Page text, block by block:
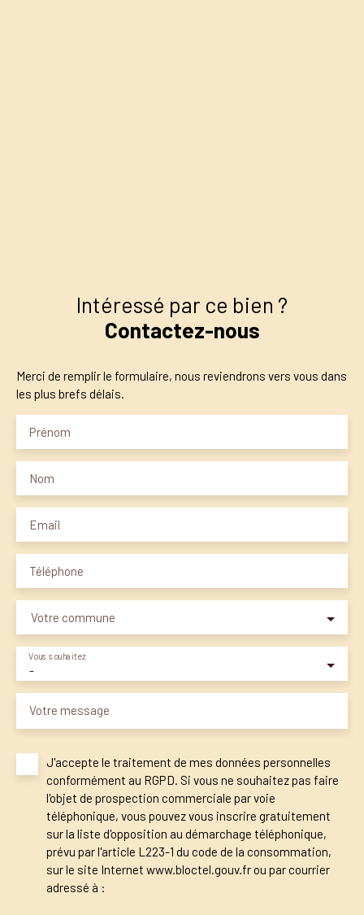
Intéressé par ce bien ?
Contactez-nous
Merci de remplir le formulaire, nous reviendrons vers vous dans
les plus brefs délais.
Prénom
Nom
Email
Téléphone
Votre commune
-
Vous souhaitez
Votre message
J'accepte le traitement de mes données personnelles
conformément au RGPD. Si vous ne souhaitez pas faire
l'objet de prospection commerciale par voie
téléphonique, vous pouvez vous inscrire gratuitement
sur la liste d'opposition au démarchage téléphonique,
prévu par l'article L223-1 du code de la consommation,
sur le site Internet www.bloctel.gouv.fr ou par courrier
adressé à :